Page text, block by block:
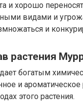
и хорошо
видами и
и
растения
богатым
и
этого растения.